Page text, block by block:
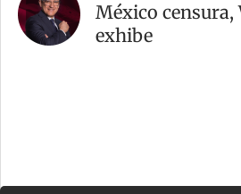
México
exhibe